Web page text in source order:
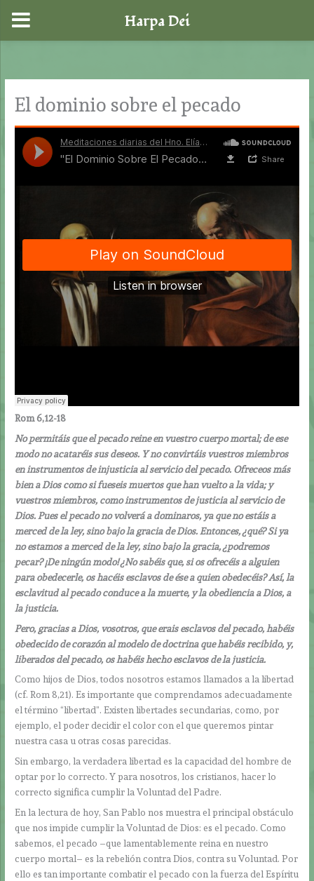
contenido
El dominio sobre el pecado
Rom 6,12-18
No permitáis que el pecado reine en vuestro cuerpo mortal; de ese
modo no acataréis sus deseos. Y no convirtáis vuestros miembros
en instrumentos de injusticia al servicio del pecado. Ofreceos más
bien a Dios como si fueseis muertos que han vuelto a la vida; y
vuestros miembros, como instrumentos de justicia al servicio de
Dios. Pues el pecado no volverá a dominaros, ya que no estáis a
merced de la ley, sino bajo la gracia de Dios. Entonces, ¿qué? Si ya
no estamos a merced de la ley, sino bajo la gracia, ¿podremos
pecar? ¡De ningún modo! ¿No sabéis que, si os ofrecéis a alguien
para obedecerle, os hacéis esclavos de ése a quien obedecéis? Así, la
esclavitud al pecado conduce a la muerte, y la obediencia a Dios, a
la justicia.
Pero, gracias a Dios, vosotros, que erais esclavos del pecado, habéis
obedecido de corazón al modelo de doctrina que habéis recibido, y,
liberados del pecado, os habéis hecho esclavos de la justicia.
Como hijos de Dios, todos nosotros estamos llamados a la libertad
(cf. Rom 8,21). Es importante que comprendamos adecuadamente
el término “libertad”. Existen libertades secundarias, como, por
ejemplo, el poder decidir el color con el que queremos pintar
nuestra casa u otras cosas parecidas.
Sin embargo, la verdadera libertad es la capacidad del hombre de
optar por lo correcto. Y para nosotros, los cristianos, hacer lo
correcto significa cumplir la Voluntad del Padre.
En la lectura de hoy, San Pablo nos muestra el principal obstáculo
que nos impide cumplir la Voluntad de Dios: es el pecado. Como
sabemos, el pecado –que lamentablemente reina en nuestro
cuerpo mortal– es la rebelión contra Dios, contra su Voluntad. Por
ello es tan importante combatir el pecado con la fuerza del Espíritu
Harpa Dei